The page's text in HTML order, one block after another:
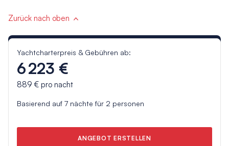
Zurück nach oben
Yachtcharterpreis & Gebühren ab:
6 223 €
889 €pro nacht
Basierend auf 7nächte für 2 personen
ANGEBOT ERSTELLEN